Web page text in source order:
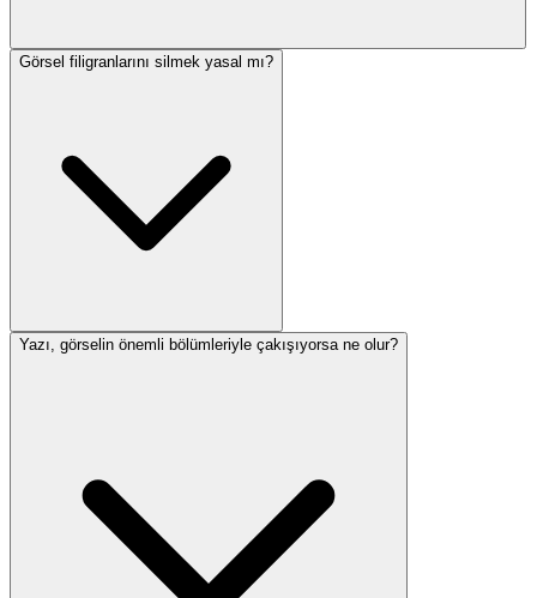
Görsel filigranlarını silmek yasal mı?
Yazı, görselin önemli bölümleriyle çakışıyorsa ne olur?